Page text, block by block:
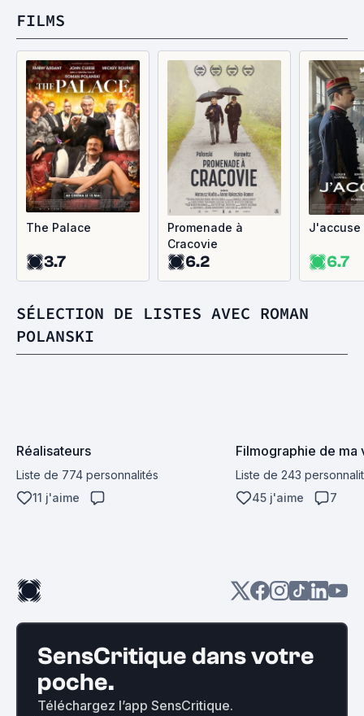
FILMS
The Palace
3.7
Promenade à
Cracovie
6.2
J'accuse
6.7
SÉLECTION DE LISTES AVEC ROMAN
POLANSKI
Réalisateurs
Liste de 774 personnalités
11 j'aime
Filmographie de ma
Liste de 243
45 j'aime
7
SensCritique dans votre
poche.
Téléchargez l’app SensCritique.